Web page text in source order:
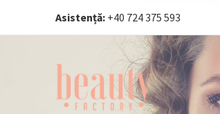
Asistență: +40 724 375 593‬